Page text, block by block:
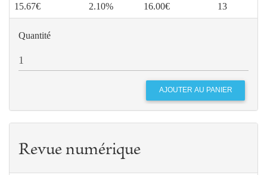
15.67€ 2.10% 16.00€ 13
Quantité
Revue numérique